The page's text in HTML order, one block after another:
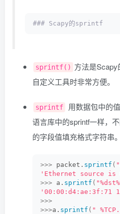
### Scapy的sprintf
sprintf() 方法是
自定义工具时非常方便。
sprintf
用数据包中的
语言库中的sprintf一样，
的字段值填充格式字符串。
>>> packet. sprintf (
'Ethernet source
>>> a. sprintf (
'00:00:d4:ae:3f:71
>>>
>>>a. sprintf ( "